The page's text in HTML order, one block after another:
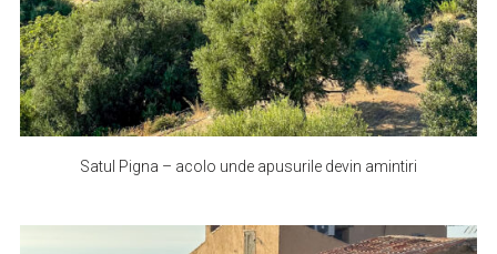
Satul Pigna – acolo unde apusurile devin amintiri